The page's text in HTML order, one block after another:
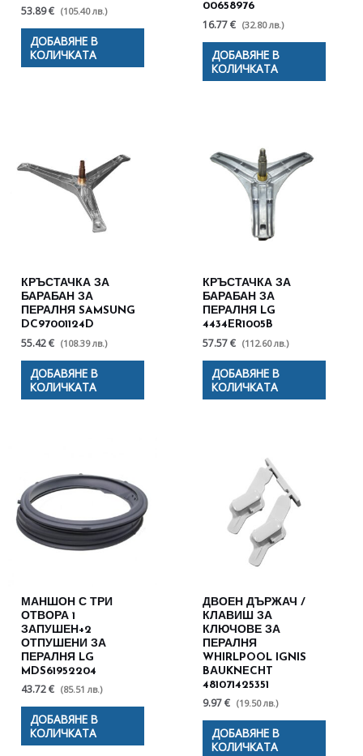
53.89 € (105.40 лв.)
ДОБАВЯНЕ В
КОЛИЧКАТА
00658976
16.77 € (32.80 лв.)
ДОБАВЯНЕ В
КОЛИЧКАТА
КРЪСТАЧКА ЗА
БАРАБАН ЗА
ПЕРАЛНЯ SAMSUNG
DC97001124D
55.42 € (108.39 лв.)
ДОБАВЯНЕ В
КОЛИЧКАТА
КРЪСТАЧКА ЗА
БАРАБАН ЗА
ПЕРАЛНЯ LG
4434ER1005B
57.57 € (112.60 лв.)
ДОБАВЯНЕ В
КОЛИЧКАТА
МАНШОН С ТРИ
ОТВОРА 1
ЗАПУШЕН+2
ОТПУШЕНИ ЗА
ПЕРАЛНЯ LG
MDS61952204
43.72 € (85.51 лв.)
ДОБАВЯНЕ В
КОЛИЧКАТА
ДВОЕН ДЪРЖАЧ /
КЛАВИШ ЗА
КЛЮЧОВЕ ЗА
ПЕРАЛНЯ
WHIRLPOOL IGNIS
BАUKNECHT
481071425351
9.97 € (19.50 лв.)
ДОБАВЯНЕ В
КОЛИЧКАТА